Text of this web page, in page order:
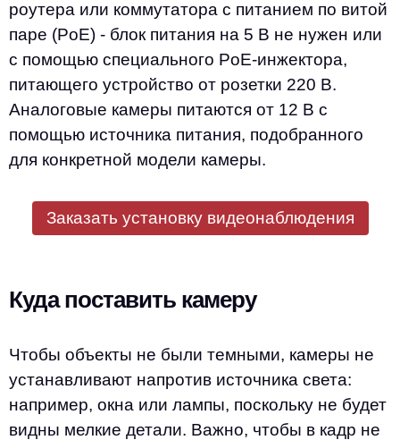
роутера или коммутатора с питанием по витой
паре (PoE) - блок питания на 5 В не нужен или
с помощью специального PoE-инжектора,
питающего устройство от розетки 220 В.
Аналоговые камеры питаются от 12 В с
помощью источника питания, подобранного
для конкретной модели камеры.
Заказать установку видеонаблюдения
Куда поставить камеру
Чтобы объекты не были темными, камеры не
устанавливают напротив источника света:
например, окна или лампы, поскольку не будет
видны мелкие детали. Важно, чтобы в кадр не